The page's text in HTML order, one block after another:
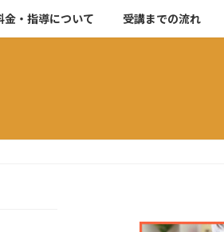
金・指導について 受講までの流れ